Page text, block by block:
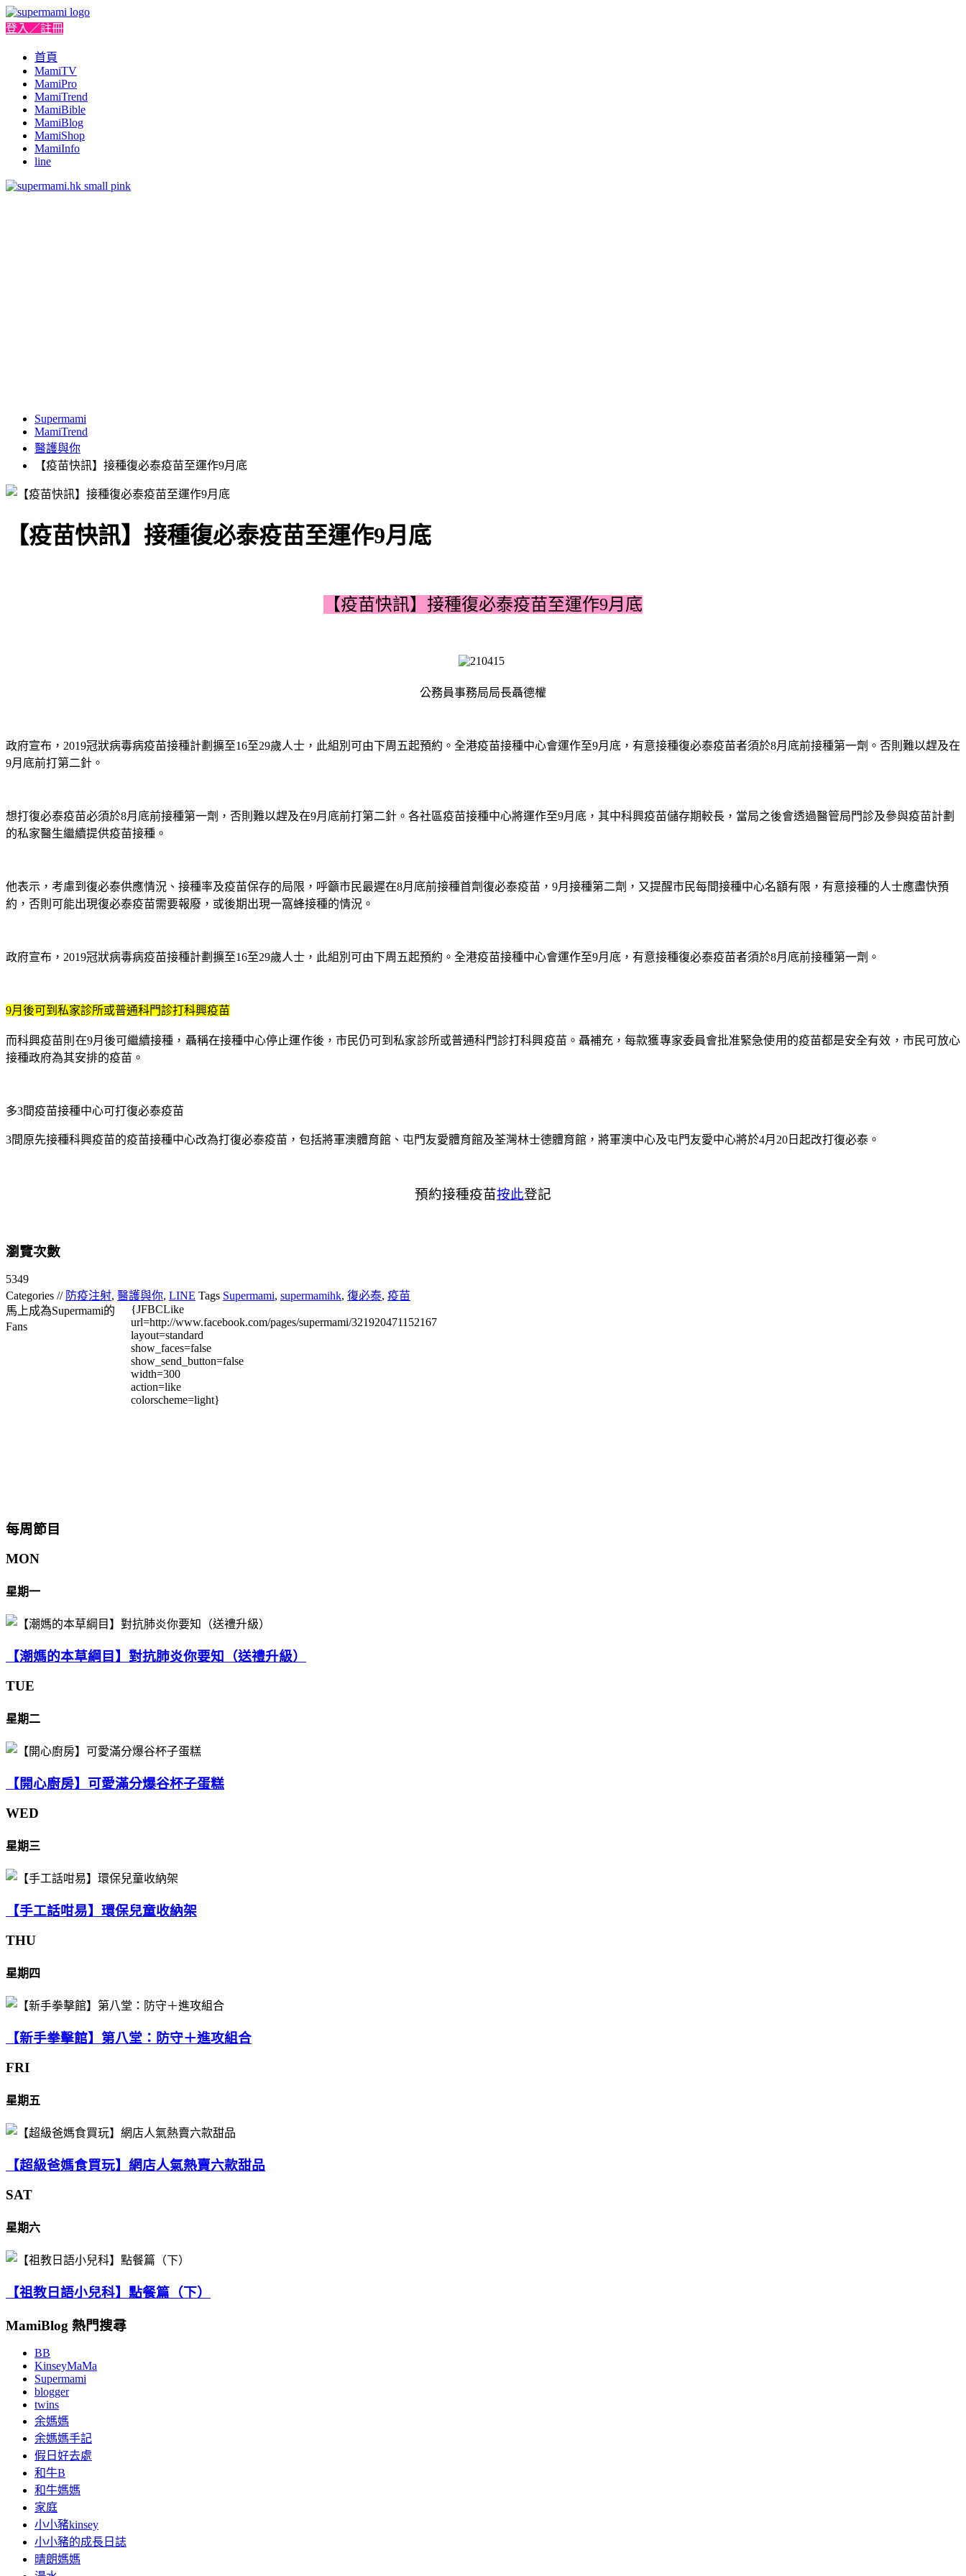
登入／註冊
首頁
MamiTV
MamiPro
MamiTrend
MamiBible
MamiBlog
MamiShop
MamiInfo
line
Supermami
MamiTrend
醫護與你
【疫苗快訊】接種復必泰疫苗至運作9月底
【疫苗快訊】接種復必泰疫苗至運作9月底
【疫苗快訊】接種復必泰疫苗至運作9月底
公務員事務局局長聶德權
政府宣布，2019冠狀病毒病疫苗接種計劃擴至16至29歲人士，此組別可由下周五起預約。全港疫苗接種中心會運作至9月底，有意接種復必泰疫苗者須於8月底前接種第一劑。否則難以趕及在
9月底前打第二針。
想打復必泰疫苗必須於8月底前接種第一劑，否則難以趕及在9月底前打第二針。各社區疫苗接種中心將運作至9月底，其中科興疫苗儲存期較長，當局之後會透過醫管局門診及參與疫苗計劃
的私家醫生繼續提供疫苗接種。
他表示，考慮到復必泰供應情況、接種率及疫苗保存的局限，呼籲市民最遲在8月底前接種首劑復必泰疫苗，9月接種第二劑，又提醒市民每間接種中心名額有限，有意接種的人士應盡快預
約，否則可能出現復必泰疫苗需要報廢，或後期出現一窩蜂接種的情況。
政府宣布，2019冠狀病毒病疫苗接種計劃擴至16至29歲人士，此組別可由下周五起預約。全港疫苗接種中心會運作至9月底，有意接種復必泰疫苗者須於8月底前接種第一劑。
9月後可到私家診所或普通科門診打科興疫苗
而科興疫苗則在9月後可繼續接種，聶稱在接種中心停止運作後，市民仍可到私家診所或普通科門診打科興疫苗。聶補充，每款獲專家委員會批准緊急使用的疫苗都是安全有效，市民可放心
接種政府為其安排的疫苗。
多3間疫苗接種中心可打復必泰疫苗
3間原先接種科興疫苗的疫苗接種中心改為打復必泰疫苗，包括將軍澳體育館、屯門友愛體育館及荃灣林士德體育館，將軍澳中心及屯門友愛中心將於4月20日起改打復必泰。
預約接種疫苗按此登記
瀏覽次數
5349
Categories // 防疫注射, 醫護與你, LINE Tags Supermami, supermamihk, 復必泰, 疫苗
馬上成為Supermami的
Fans
{JFBCLike
url=http://www.facebook.com/pages/supermami/321920471152167
layout=standard
show_faces=false
show_send_button=false
width=300
action=like
colorscheme=light}
每周節目
MON
星期一
【潮媽的本草綱目】對抗肺炎你要知（送禮升級）
TUE
星期二
【開心廚房】可愛滿分爆谷杯子蛋糕
WED
星期三
【手工話咁易】環保兒童收納架
THU
星期四
【新手拳擊館】第八堂：防守＋進攻組合
FRI
星期五
【超級爸媽食買玩】網店人氣熱賣六款甜品
SAT
星期六
【祖教日語小兒科】點餐篇（下）
MamiBlog 熱門搜尋
BB
KinseyMaMa
Supermami
blogger
twins
余媽媽
余媽媽手記
假日好去處
和牛B
和牛媽媽
家庭
小小豬kinsey
小小豬的成長日誌
晴朗媽媽